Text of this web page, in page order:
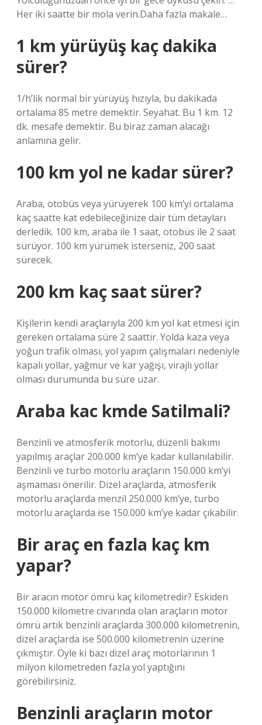
Her iki saatte bir mola verin.Daha fazla makale…
1 km yürüyüş kaç dakika
sürer?
1/h’lik normal bir yürüyüş hızıyla, bu dakikada
ortalama 85 metre demektir. Seyahat. Bu 1 km. 12
dk. mesafe demektir. Bu biraz zaman alacağı
anlamına gelir.
100 km yol ne kadar sürer?
Araba, otobüs veya yürüyerek 100 km’yi ortalama
kaç saatte kat edebileceğinize dair tüm detayları
derledik. 100 km, araba ile 1 saat, otobüs ile 2 saat
sürüyor. 100 km yürümek isterseniz, 200 saat
sürecek.
200 km kaç saat sürer?
Kişilerin kendi araçlarıyla 200 km yol kat etmesi için
gereken ortalama süre 2 saattir. Yolda kaza veya
yoğun trafik olması, yol yapım çalışmaları nedeniyle
kapalı yollar, yağmur ve kar yağışı, virajlı yollar
olması durumunda bu süre uzar.
Araba kac kmde Satilmali?
Benzinli ve atmosferik motorlu, düzenli bakımı
yapılmış araçlar 200.000 km’ye kadar kullanılabilir.
Benzinli ve turbo motorlu araçların 150.000 km’yi
aşmaması önerilir. Dizel araçlarda, atmosferik
motorlu araçlarda menzil 250.000 km’ye, turbo
motorlu araçlarda ise 150.000 km’ye kadar çıkabilir.
Bir araç en fazla kaç km
yapar?
Bir aracın motor ömrü kaç kilometredir? Eskiden
150.000 kilometre civarında olan araçların motor
ömrü artık benzinli araçlarda 300.000 kilometrenin,
dizel araçlarda ise 500.000 kilometrenin üzerine
çıkmıştır. Öyle ki bazı dizel araç motorlarının 1
milyon kilometreden fazla yol yaptığını
görebilirsiniz.
Benzinli araçların motor